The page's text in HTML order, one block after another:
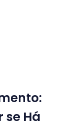
se Há